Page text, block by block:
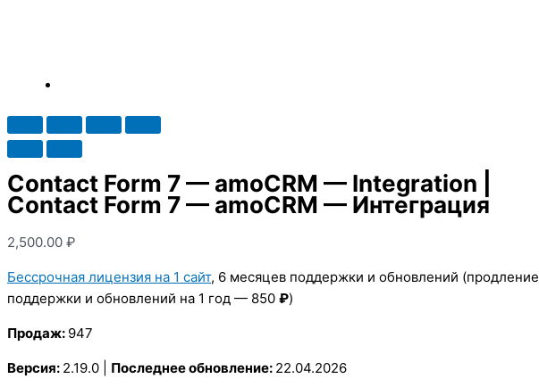
Contact Form 7 — amoCRM — Integration |
Contact Form 7 — amoCRM — Интеграция
2,500.00 ₽
Бессрочная лицензия на 1 сайт, 6 месяцев поддержки и обновлений (продление
поддержки и обновлений на 1 год — 850 ₽)
Продаж: 947
Версия: 2.19.0 | Последнее обновление: 22.04.2026